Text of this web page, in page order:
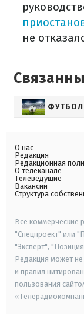
не
ФУТБОЛ
О нас
Редакция
Редакционная
О телеканале
Телеведущие
Вакансии
Структура
Все коммерческие
"Спецпроект" или
"Эксперт",
Редакция может
и правил
пользования